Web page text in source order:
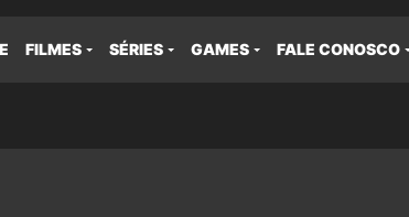
FILMES SÉRIES GAMES FALE CONOSCO